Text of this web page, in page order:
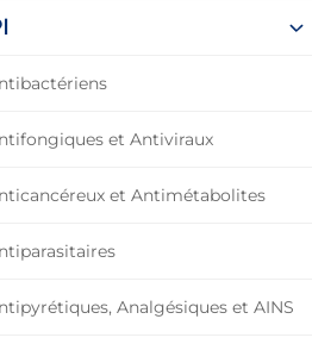
et Antiviraux
et Antimétabolites
Analgésiques et AINS